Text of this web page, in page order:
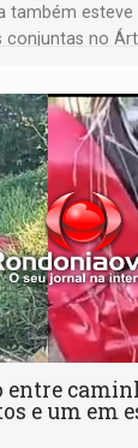
também esteve
conjuntas no
entre
e um em